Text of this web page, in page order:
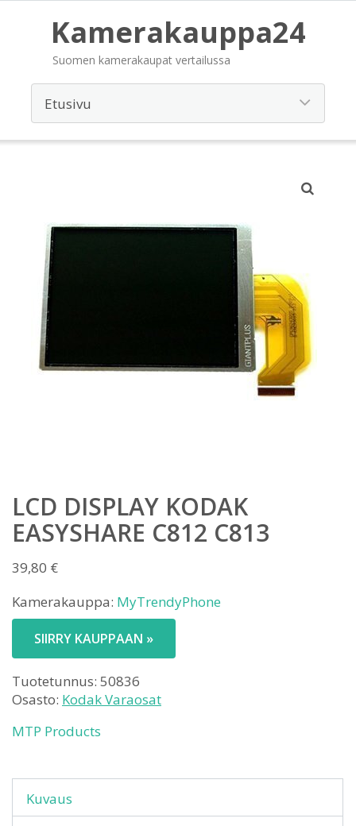
Kamerakauppa24
Suomen kamerakaupat vertailussa
LCD DISPLAY KODAK
EASYSHARE C812 C813
39,80 €
Kamerakauppa: MyTrendyPhone
SIIRRY KAUPPAAN »
Tuotetunnus: 50836
Osasto: Kodak Varaosat
MTP Products
Kuvaus